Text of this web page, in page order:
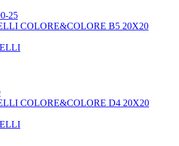
25
COLORE&COLORE B5 20X20
COLORE&COLORE D4 20X20